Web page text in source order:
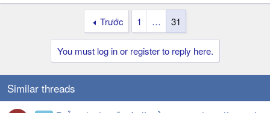
Trước 1 … 31
You must log in or register to reply here.
Similar threads